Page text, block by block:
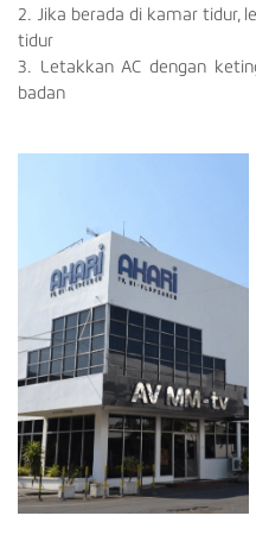
2. Jika berada di kamar
tidur
3. Letakkan AC dengan
badan